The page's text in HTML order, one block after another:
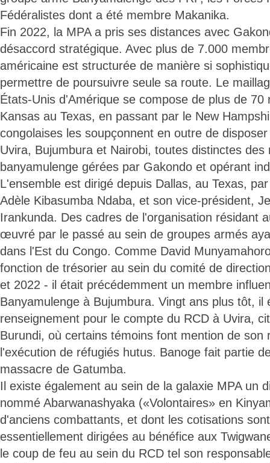
Fédéralistes dont a été membre Makanika.
Fin 2022, la MPA a pris ses distances avec
désaccord stratégique. Avec plus de 7.000
américaine est structurée de manière si
permettre de poursuivre seule sa route. Le
États-Unis d'Amérique se compose de plus de 70
Kansas au Texas, en passant par le New
congolaises les soupçonnent en outre de
Uvira, Bujumbura et Nairobi, toutes distinctes des
banyamulenge gérées par Gakondo et opérant
L'ensemble est dirigé depuis Dallas, au Texas,
Adèle Kibasumba Ndaba, et son vice-président,
Irankunda. Des cadres de l'organisation résidant
œuvré par le passé au sein de groupes armés
dans l'Est du Congo. Comme David
fonction de trésorier au sein du comité de
et 2022 - il était précédemment un membre
Banyamulenge à Bujumbura. Vingt ans plus tôt, il
renseignement pour le compte du RCD à Uvira,
Burundi, où certains témoins font mention de son
l'exécution de réfugiés hutus. Banoge fait partie
massacre de Gatumba.
Il existe également au sein de la galaxie MPA un
nommé Abarwanashyaka («Volontaires» en
d'anciens combattants, et dont les cotisations
essentiellement dirigées au bénéfice aux
le coup de feu au sein du RCD tel son